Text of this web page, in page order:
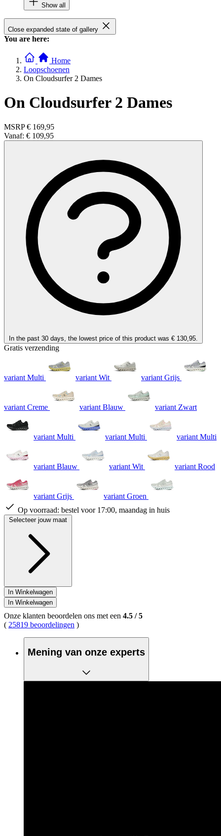
Show all
Close expanded state of gallery
You are here:
Home
Loopschoenen
On Cloudsurfer 2 Dames
On Cloudsurfer 2 Dames
MSRP € 169,95
Vanaf: € 109,95
In the past 30 days, the lowest price of this product was € 130,95.
Gratis verzending
variant Multi variant Wit variant Grijs
variant Creme variant Blauw variant Zwart
variant Multi variant Multi variant Multi
variant Blauw variant Wit variant Rood
variant Grijs
variant Groen
Op voorraad: bestel voor 17:00, maandag in huis
Selecteer jouw maat
In Winkelwagen
In Winkelwagen
Onze klanten beoordelen ons met een 4.5 /5
( 25819 beoordelingen )
Mening van onze experts